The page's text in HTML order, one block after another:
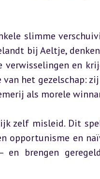
slimme
bij Aeltje,
verwisselingen en
het gezelschap:
als morele
zelf misleid. Dit
opportunisme en
brengen